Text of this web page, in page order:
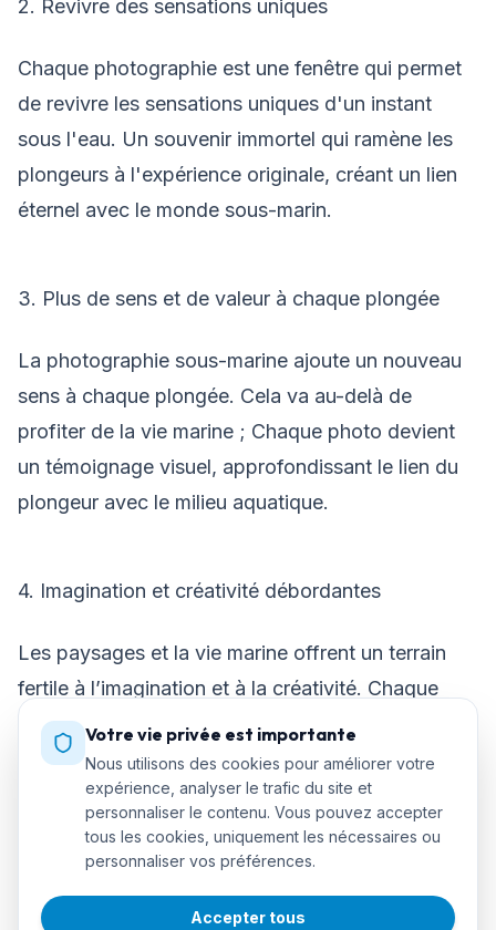
2. Revivre des sensations uniques
Chaque photographie est une fenêtre qui permet
de revivre les sensations uniques d'un instant
sous l'eau. Un souvenir immortel qui ramène les
plongeurs à l'expérience originale, créant un lien
éternel avec le monde sous-marin.
3. Plus de sens et de valeur à chaque plongée
La photographie sous-marine ajoute un nouveau
sens à chaque plongée. Cela va au-delà de
profiter de la vie marine ; Chaque photo devient
un témoignage visuel, approfondissant le lien du
plongeur avec le milieu aquatique.
4. Imagination et créativité débordantes
Les paysages et la vie marine offrent un terrain
fertile à l’imagination et à la créativité. Chaque
photo est une œuvre d’art qui capture l’incroyable
diversité du monde sous-marin.
5. Chasser sans dommage pour l’environnement
La photographie sous-marine, c'est comme la
Votre vie privée est importante
Nous utilisons des cookies pour améliorer votre
expérience, analyser le trafic du site et
personnaliser le contenu. Vous pouvez accepter
tous les cookies, uniquement les nécessaires ou
personnaliser vos préférences.
Accepter tous